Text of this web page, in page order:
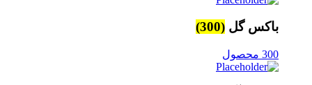
باکس گل (300)
300 محصول